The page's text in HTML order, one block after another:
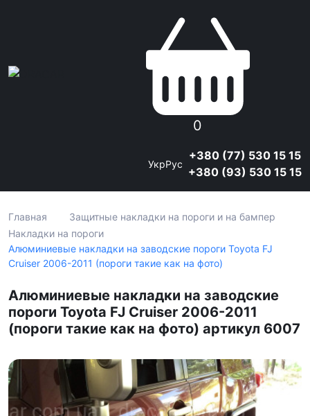
0
УкрРус
+380 (77) 530 15 15
+380 (93) 530 15 15
Главная
Защитные накладки на пороги и на бампер
Накладки на пороги
Алюминиевые накладки на заводские пороги Toyota FJ
Cruiser 2006-2011 (пороги такие как на фото)
Алюминиевые накладки на заводские
пороги Toyota FJ Cruiser 2006-2011
(пороги такие как на фото) артикул 6007